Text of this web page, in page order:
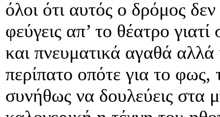
όλοι ότι αυτός ο δρόμος
φεύγεις απ’ το θέατρο
και πνευματικά αγαθά
περίπατο οπότε για το φως,
συνήθως να δουλεύεις στα